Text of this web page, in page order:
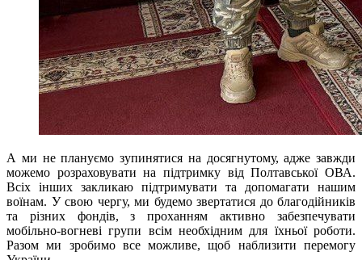
А ми не плануємо зупинятися на досягнутому, адже завжди
можемо розраховувати на підтримку від Полтавської ОВА.
Всіх інших закликаю підтримувати та допомагати нашим
воїнам. У свою чергу, ми будемо звертатися до благодійників
та різних фондів, з проханням активно забезпечувати
мобільно-вогневі групи всім необхідним для їхньої роботи.
Разом ми зробимо все можливе, щоб наблизити перемогу